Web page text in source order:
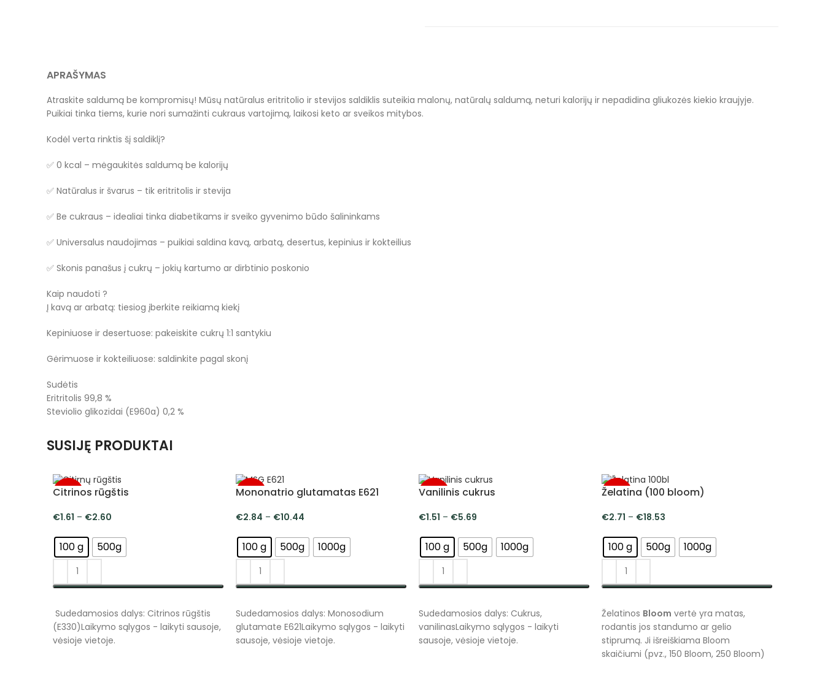
APRAŠYMAS
Atraskite saldumą be kompromisų! Mūsų natūralus eritritolio ir stevijos saldiklis suteikia malonų, natūralų saldumą, neturi kalorijų ir nepadidina gliukozės kiekio kraujyje.
Puikiai tinka tiems, kurie nori sumažinti cukraus vartojimą, laikosi keto ar sveikos mitybos.
Kodėl verta rinktis šį saldiklį?
✅ 0 kcal – mėgaukitės saldumą be kalorijų
✅ Natūralus ir švarus – tik eritritolis ir stevija
✅ Be cukraus – idealiai tinka diabetikams ir sveiko gyvenimo būdo šalininkams
✅ Universalus naudojimas – puikiai saldina kavą, arbatą, desertus, kepinius ir kokteilius
✅ Skonis panašus į cukrų – jokių kartumo ar dirbtinio poskonio
Kaip naudoti ?
Į kavą ar arbatą: tiesiog įberkite reikiamą kiekį
Kepiniuose ir desertuose: pakeiskite cukrų 1:1 santykiu
Gėrimuose ir kokteiliuose: saldinkite pagal skonį
Sudėtis
Eritritolis 99,8 %
Steviolio glikozidai (E960a) 0,2 %
SUSIJĘ PRODUKTAI
-5%
Citrinos rūgštis
€1.61 – €2.60
100 g 500g
Sudedamosios dalys: Citrinos rūgštis
(E330)Laikymo sąlygos - laikyti sausoje,
vėsioje vietoje.
-5%
Mononatrio glutamatas E621
€2.84 – €10.44
100 g 500g 1000g
Sudedamosios dalys: Monosodium
glutamate E621Laikymo sąlygos - laikyti
sausoje, vėsioje vietoje.
-5%
Vanilinis cukrus
€1.51 – €5.69
100 g 500g 1000g
Sudedamosios dalys: Cukrus,
vanilinasLaikymo sąlygos - laikyti
sausoje, vėsioje vietoje.
-5%
Želatina (100 bloom)
€2.71 – €18.53
100 g 500g 1000g
Želatinos Bloom vertė yra matas,
rodantis jos standumo ar gelio
stiprumą. Ji išreiškiama Bloom
skaičiumi (pvz., 150 Bloom, 250 Bloom)